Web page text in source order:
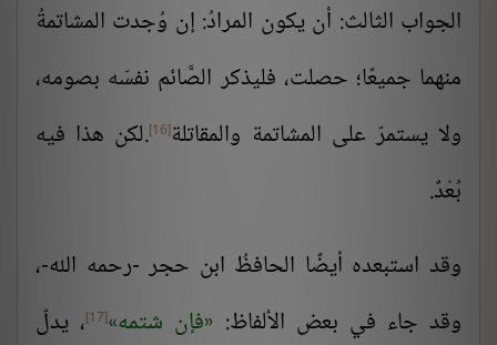
الجواب الثالث: أن يكون المرادُ: إن وُجدت المشاتمةُ
منهما جميعًا؛ حصلت، فليذكر الصَّائم نفسَه بصومه،
ولا يستمرّ على المشاتمة والمقاتلة[16]
.لكن هذا فيه
بُعْدٌ.
وقد استبعده أيضًا الحافظُ ابن حجر -رحمه الله-،
وقد جاء في بعض الألفاظ: فإن شتمه [17]
، يدلّ